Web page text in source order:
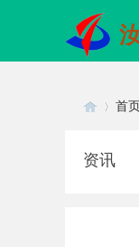
首页
资讯